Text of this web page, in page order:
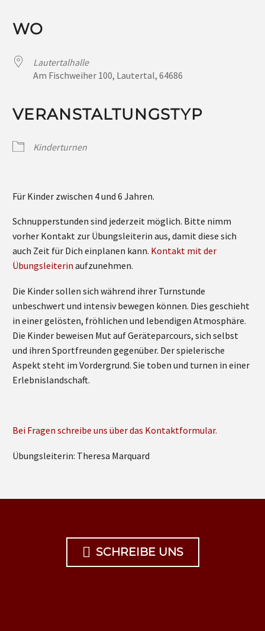
WO
Lautertalhalle
Am Fischweiher 100, Lautertal, 64686
VERANSTALTUNGSTYP
Kinderturnen
Für Kinder zwischen 4 und 6 Jahren.
Schnupperstunden sind jederzeit möglich. Bitte nimm
vorher Kontakt zur Übungsleiterin aus, damit diese sich
auch Zeit für Dich einplanen kann. Kontakt mit der
Übungsleiterin aufzunehmen.
Die Kinder sollen sich während ihrer Turnstunde
unbeschwert und intensiv bewegen können. Dies geschieht
in einer gelösten, fröhlichen und lebendigen Atmosphäre.
Die Kinder beweisen Mut auf Geräteparcours, sich selbst
und ihren Sportfreunden gegenüber. Der spielerische
Aspekt steht im Vordergrund. Sie toben und turnen in einer
Erlebnislandschaft.
Bei Fragen schreibe uns über das Kontaktformular.
Übungsleiterin: Theresa Marquard
 SCHREIBE UNS